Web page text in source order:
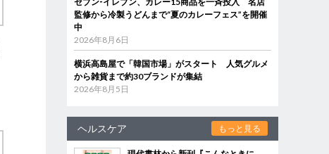
監修から冷製うどんまで“夏のカレーフェス”を開催
中
2026年8月6日
横浜高島屋で「韓国市場」がスタート 人気グルメ
から雑貨まで約30ブランドが集結
2026年8月5日
ヘルスケア もっと見る